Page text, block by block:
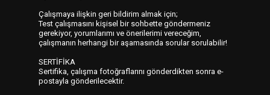
Çalışmaya ilişkin geri bildirim almak için;
Test çalışmasını kişisel bir sohbette göndermeniz
gerekiyor, yorumlarımı ve önerilerimi vereceğim,
çalışmanın herhangi bir aşamasında sorular sorulabilir!
SERTİFİKA
Sertifika, çalışma fotoğraflarını gönderdikten sonra e-
postayla gönderilecektir.